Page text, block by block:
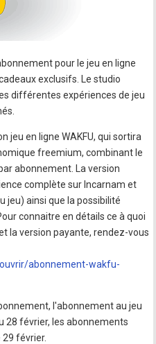
pour le jeu en ligne
exclusifs. Le studio
différentes expériences de jeu
jeu en ligne WAKFU, qui sortira
freemium, combinant le
abonnement. La version
complète sur Incarnam et
jeu) ainsi que la possibilité
connaitre en détails ce à quoi
la version payante, rendez-vous
abonnement-wakfu-
l'abonnement au jeu
28 février, les abonnements
février.